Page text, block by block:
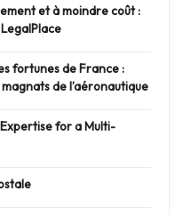
et à moindre coût :
fortunes de France :
de l’aéronautique
for a Multi-